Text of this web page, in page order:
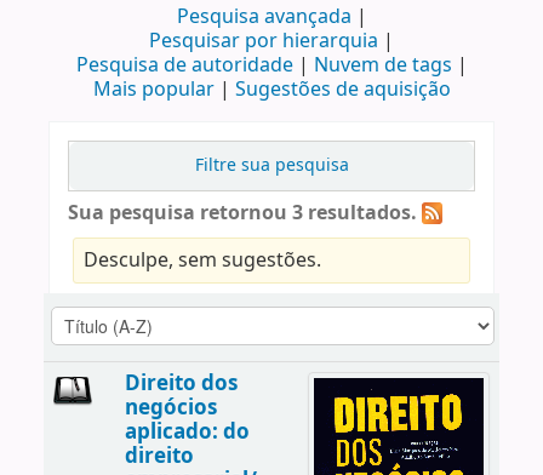
Pesquisa avançada
Pesquisar por hierarquia
Pesquisa de autoridade
Nuvem de tags
Mais popular
Sugestões de aquisição
Filtre sua pesquisa
Sua pesquisa retornou 3 resultados.
Desculpe, sem sugestões.
Direito dos
negócios
aplicado: do
direito